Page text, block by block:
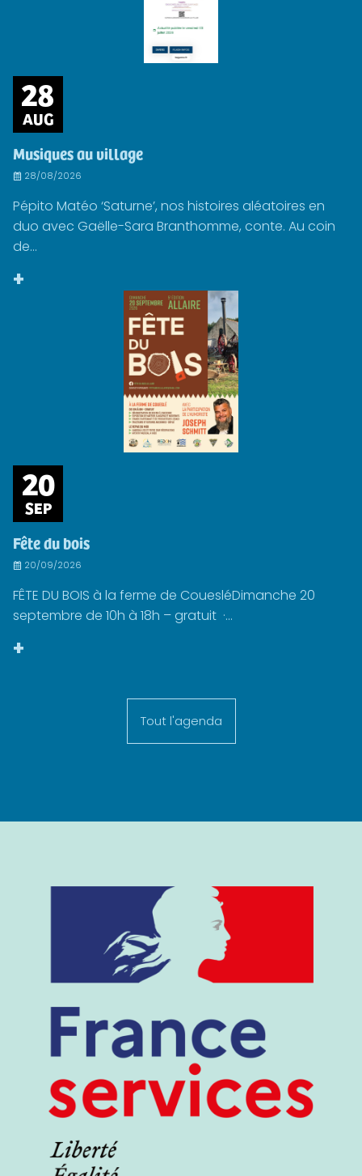
28
AUG
Musiques au village
28/08/2026
Pépito Matéo ‘Saturne’, nos histoires aléatoires en
duo avec Gaëlle-Sara Branthomme, conte. Au coin
de...
+
20
SEP
Fête du bois
20/09/2026
FÊTE DU BOIS à la ferme de CouesléDimanche 20
septembre de 10h à 18h – gratuit ·...
+
Tout l'agenda